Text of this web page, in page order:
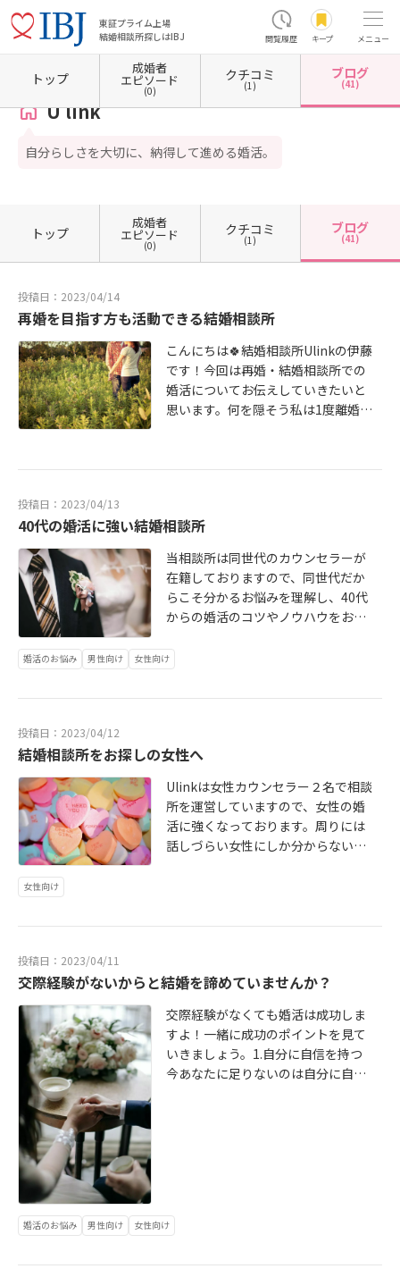
東証プライム上場
結婚相談所探しはIBJ
閲覧履歴 キープ メニュー
ホーム 東京都の結婚相談所 東京都立川市 U link カウンセラーブログ一覧
U link
自分らしさを大切に、納得して進める婚活。
トップ
成婚者
エピソード
(0)
クチコミ
(1)
ブログ
(41)
トップ
成婚者
エピソード
(0)
クチコミ
(1)
ブログ
(41)
投稿日：2023/04/14
再婚を目指す方も活動できる結婚相談所
こんにちは🍀結婚相談所Ulinkの伊藤
です！今回は再婚・結婚相談所での
婚活についてお伝えしていきたいと
思います。何を隠そう私は1度離婚を
の方には絶対幸せになっていただき
になる必要は全くありません。なぜ
ある」ということで、初婚の方より
頼りに思われることも多いからで
す！再婚を成功させ、幸せを掴んで
いただくためのポイントと心構えを
一緒に見ていきましょう！
投稿日：2023/04/13
40代の婚活に強い結婚相談所
当相談所は同世代のカウンセラーが
在籍しておりますので、同世代だか
らこそ分かるお悩みを理解し、40代
からの婚活のコツやノウハウをお伝
活にとても強いです。40代から初め
い。
婚活のお悩み 男性向け 女性向け
投稿日：2023/04/12
結婚相談所をお探しの女性へ
Ulinkは女性カウンセラー２名で相談
所を運営していますので、女性の婚
活に強くなっております。周りには
話しづらい女性にしか分からない婚
女性向け
投稿日：2023/04/11
交際経験がないからと結婚を諦めていませんか？
交際経験がなくても婚活は成功しま
すよ！一緒に成功のポイントを見て
いきましょう。1.自分に自信を持つ
今あなたに足りないのは自分に自信
要です。一体なぜ不安なのか、悩ん
でいるのか相談できる相手を見つけ
思いつかないようなアドバイスがも
婚活のお悩み 男性向け 女性向け